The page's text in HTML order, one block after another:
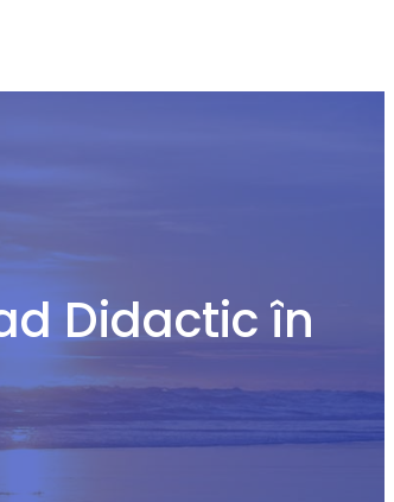
Didactic în